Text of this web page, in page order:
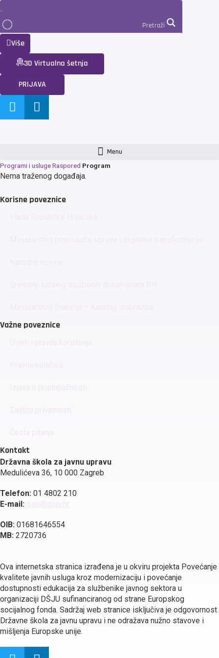
Pretraži
Više
3D Virtualna šetnja
PRIJAVA
Menu
Programi i uslugeRaspored Program
Nema traženog događaja.
Korisne poveznice
Važne poveznice
Kontakt
Državna škola za javnu upravu
Medulićeva 36, 10 000 Zagreb
Telefon: 01 4802 210
E-mail:
OIB: 01681646554
MB: 2720736
Ova internetska stranica izrađena je u okviru projekta Povećanje
kvalitete javnih usluga kroz modernizaciju i povećanje
dostupnosti edukacija za službenike javnog sektora u
organizaciji DŠJU sufinanciranog od strane Europskog
socijalnog fonda. Sadržaj web stranice isključiva je odgovornost
Državne škola za javnu upravu i ne odražava nužno stavove i
mišljenja Europske unije.